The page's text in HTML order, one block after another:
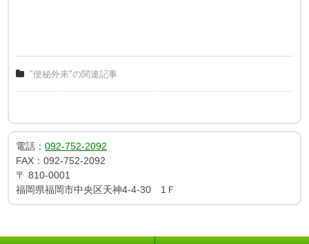
"便秘外来"の関連記事
電話：092-752-2092
FAX：092-752-2092
〒810-0001
福岡県福岡市中央区天神4-4-30 1Ｆ